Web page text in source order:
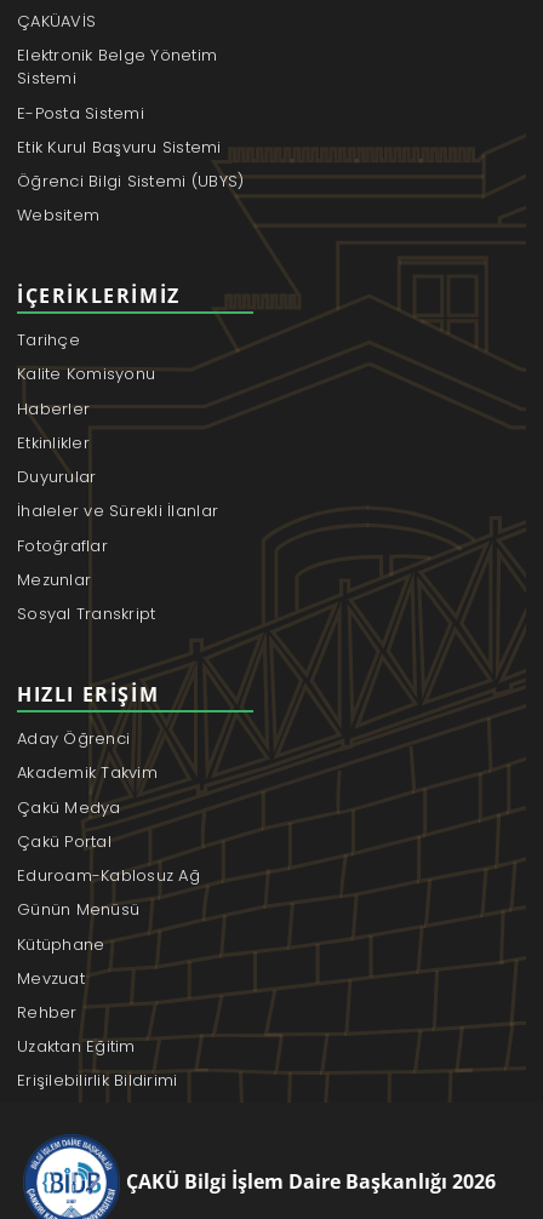
ÇAKÜAVİS
Elektronik Belge Yönetim
Sistemi
E-Posta Sistemi
Etik Kurul Başvuru Sistemi
Öğrenci Bilgi Sistemi (UBYS)
Websitem
İÇERIKLERIMIZ
Tarihçe
Kalite Komisyonu
Haberler
Etkinlikler
Duyurular
İhaleler ve Sürekli İlanlar
Fotoğraflar
Mezunlar
Sosyal Transkript
HIZLI ERIŞIM
Aday Öğrenci
Akademik Takvim
Çakü Medya
Çakü Portal
Eduroam-Kablosuz Ağ
Günün Menüsü
Kütüphane
Mevzuat
Rehber
Uzaktan Eğitim
Erişilebilirlik Bildirimi
ÇAKÜ Bilgi İşlem Daire Başkanlığı 2026